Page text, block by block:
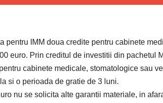
pentru IMM doua credite pentru cabinete
euro. Prin creditul de investitii din pachetul
cabinete medicale, stomatologice sau
si o perioada de gratie de 3 luni.
nu se solicita alte garantii materiale, in